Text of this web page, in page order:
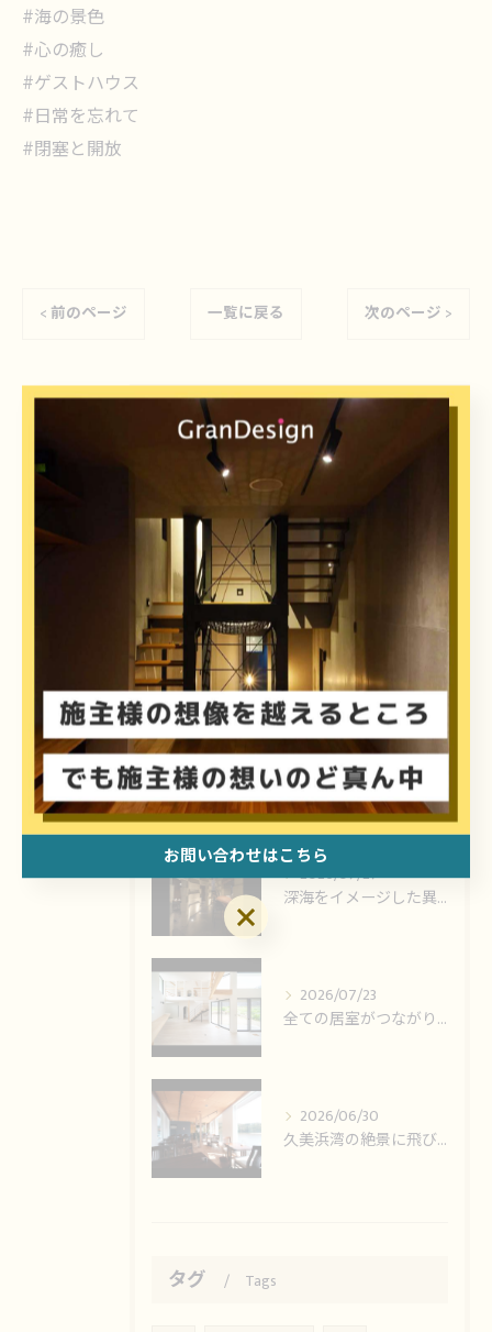
#海の景色
#心の癒し
#ゲストハウス
#日常を忘れて
#閉塞と開放
< 前のページ 一覧に戻る 次のページ >
カテゴリー Categories
全てのカテゴリー
注文住宅
店舗
リノベーション
一級建築士
最近の投稿 Recent Posts
2026/07/27
深海をイメージした異空間で、本格中華料理を、左官芸術と建築の...
2026/07/23
全ての居室がつながり河内長野の環境とつながるお家。
2026/06/30
久美浜湾の絶景に飛び込む空間、豪華客船で食事をしているような...
タグ Tags
お問い合わせはこちら